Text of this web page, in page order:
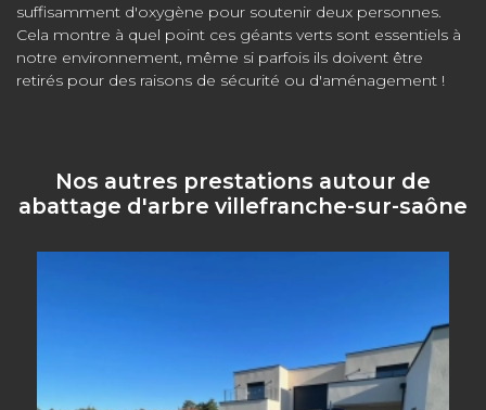
suffisamment d'oxygène pour soutenir deux personnes.
Cela montre à quel point ces géants verts sont essentiels à
notre environnement, même si parfois ils doivent être
retirés pour des raisons de sécurité ou d'aménagement !
Nos autres prestations autour de
abattage d'arbre villefranche-sur-saône